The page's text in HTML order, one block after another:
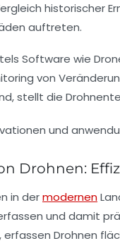
historischer
auftreten.
Software wie
von
stellt die
Drohnen:
in dermodernen
und damit
Drohnen